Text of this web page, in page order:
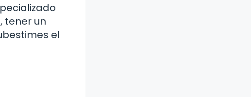
tener un
el